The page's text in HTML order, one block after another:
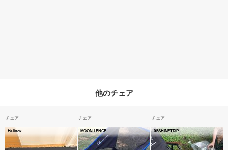
他のチェア
チェア
Helinox
チェア
MOON LENCE
チェア
05SHINETRIP